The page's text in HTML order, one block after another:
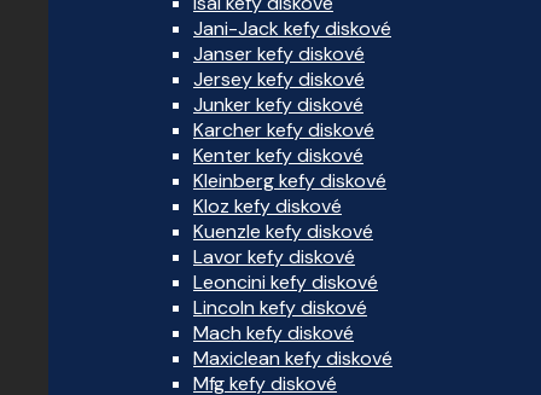
Jani-Jack kefy diskové
Janser kefy diskové
Jersey kefy diskové
Junker kefy diskové
Karcher kefy diskové
Kenter kefy diskové
Kleinberg kefy diskové
Kloz kefy diskové
Kuenzle kefy diskové
Lavor kefy diskové
Leoncini kefy diskové
Lincoln kefy diskové
Mach kefy diskové
Maxiclean kefy diskové
Mfg kefy diskové